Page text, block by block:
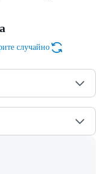
случайно